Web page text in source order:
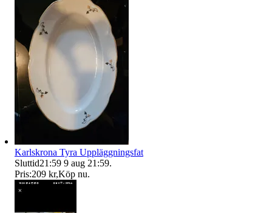
Karlskrona Tyra Uppläggningsfat
Sluttid21:59 9 aug 21:59.
Pris:209 kr,Köp nu.